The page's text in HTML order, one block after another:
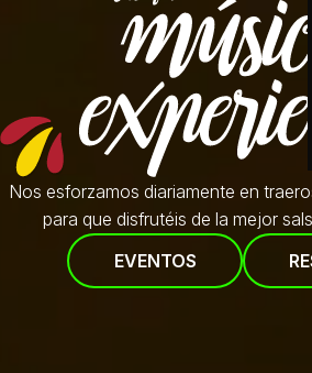
Nos esforzamos diariamente en
para que disfrutéis de la mejor
EVENTOS